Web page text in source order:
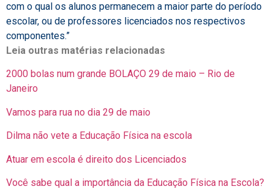
com o qual os alunos permanecem a maior parte do período
escolar, ou de professores licenciados nos respectivos
componentes.”
Leia outras matérias relacionadas
2000 bolas num grande BOLAÇO 29 de maio – Rio de
Janeiro
Vamos para rua no dia 29 de maio
Dilma não vete a Educação Física na escola
Atuar em escola é direito dos Licenciados
Você sabe qual a importância da Educação Física na Escola?